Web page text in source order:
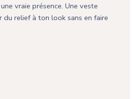
vraie présence. Une veste
du relief à ton look sans en faire